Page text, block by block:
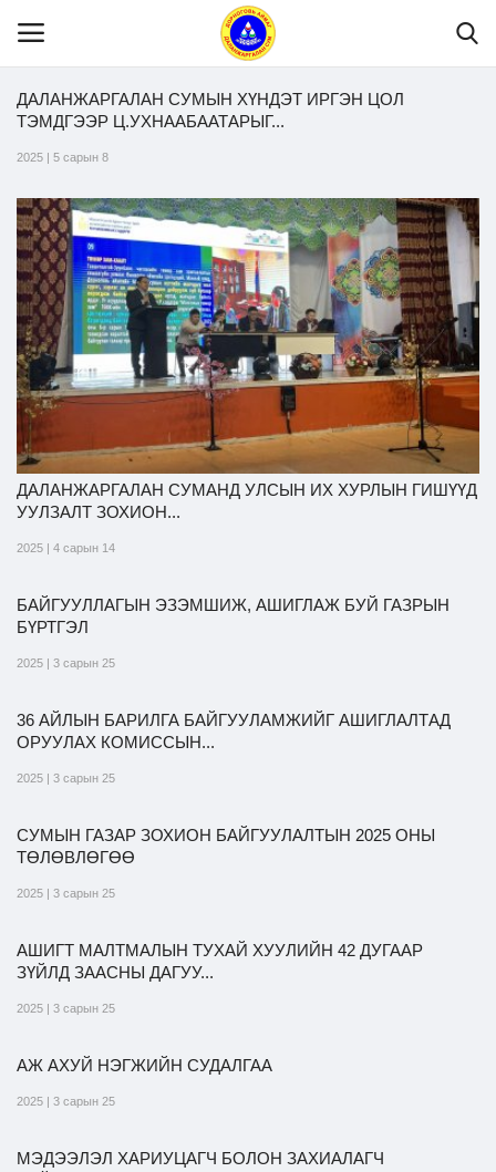
Нүүр
Танилцуулга
МЭДЭЭЛЭЛ
Хууль эрх зүй
Шилэн данс
Тендер
Ил тод байдал
Бодлого төлөвлөлт
ДАЛАНЖАРГАЛАН СУМЫН ХҮНДЭТ ИРГЭН ЦОЛ
ТЭМДГЭЭР Ц.УХНААБААТАРЫГ...
2025 | 5 сарын 8
ДАЛАНЖАРГАЛАН СУМАНД УЛСЫН ИХ ХУРЛЫН ГИШҮҮД
УУЛЗАЛТ ЗОХИОН...
2025 | 4 сарын 14
БАЙГУУЛЛАГЫН ЭЗЭМШИЖ, АШИГЛАЖ БУЙ ГАЗРЫН
БҮРТГЭЛ
2025 | 3 сарын 25
36 АЙЛЫН БАРИЛГА БАЙГУУЛАМЖИЙГ АШИГЛАЛТАД
ОРУУЛАХ КОМИССЫН...
2025 | 3 сарын 25
СУМЫН ГАЗАР ЗОХИОН БАЙГУУЛАЛТЫН 2025 ОНЫ
ТӨЛӨВЛӨГӨӨ
2025 | 3 сарын 25
АШИГТ МАЛТМАЛЫН ТУХАЙ ХУУЛИЙН 42 ДУГААР
ЗҮЙЛД ЗААСНЫ ДАГУУ...
2025 | 3 сарын 25
АЖ АХУЙ НЭГЖИЙН СУДАЛГАА
2025 | 3 сарын 25
МЭДЭЭЛЭЛ ХАРИУЦАГЧ БОЛОН ЗАХИАЛАГЧ